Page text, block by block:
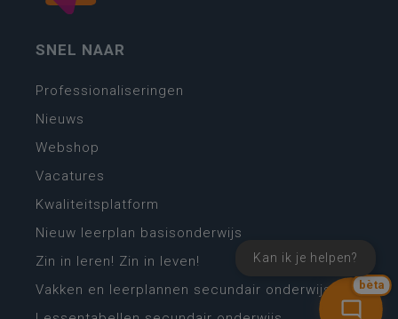
bèta
Kan ik je helpen?
SNEL NAAR
Professionaliseringen
Nieuws
Webshop
Vacatures
Kwaliteitsplatform
Nieuw leerplan basisonderwijs
Zin in leren! Zin in leven!
Vakken en leerplannen secundair onderwijs